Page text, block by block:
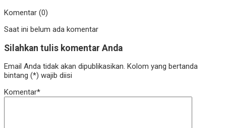
Komentar (0)
Saat ini belum ada komentar
Silahkan tulis komentar Anda
Email Anda tidak akan dipublikasikan. Kolom yang bertanda
bintang (*) wajib diisi
Komentar*